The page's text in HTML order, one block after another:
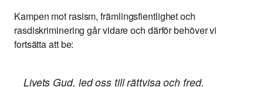
Kampen mot rasism, främlingsfientlighet och
rasdiskriminering går vidare och därför behöver vi
fortsätta att be:
Livets Gud, led oss till rättvisa och fred.